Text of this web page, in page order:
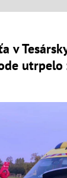
v
utrpelo